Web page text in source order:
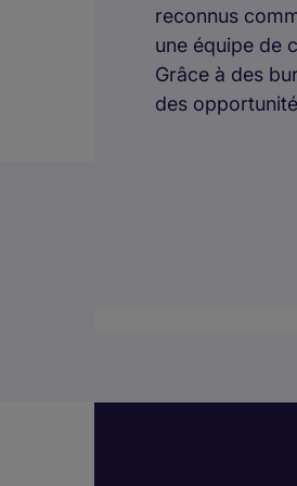
reconnus
une équipe de
Grâce à des
des